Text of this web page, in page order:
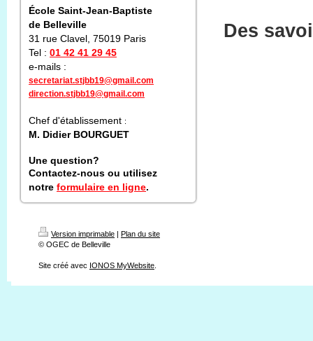
École Saint-Jean-Baptiste
de Belleville
31 rue Clavel, 75019 Paris
Tel : 01 42 41 29 45
e-mails :
secretariat.stjbb19@gmail.com
direction.stjbb19@gmail.com
Chef d'établissement :
M. Didier BOURGUET
Une question?
Contactez-nous ou utilisez
notre formulaire en ligne.
Des
Version imprimable | Plan du site
© OGEC de Belleville
Site créé avec IONOS MyWebsite